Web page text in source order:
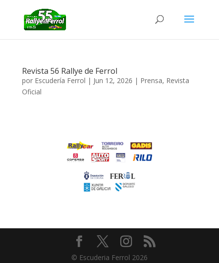
Revista 56 Rallye de Ferrol
por Escudería Ferrol | Jun 12, 2026 | Prensa, Revista
Oficial
© Escuderia Ferrol 2026